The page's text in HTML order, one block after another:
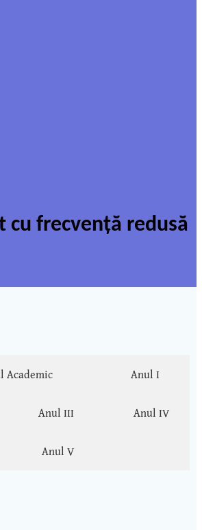
cu frecvență redusă
Academic Anul I
Anul III Anul IV
Anul V